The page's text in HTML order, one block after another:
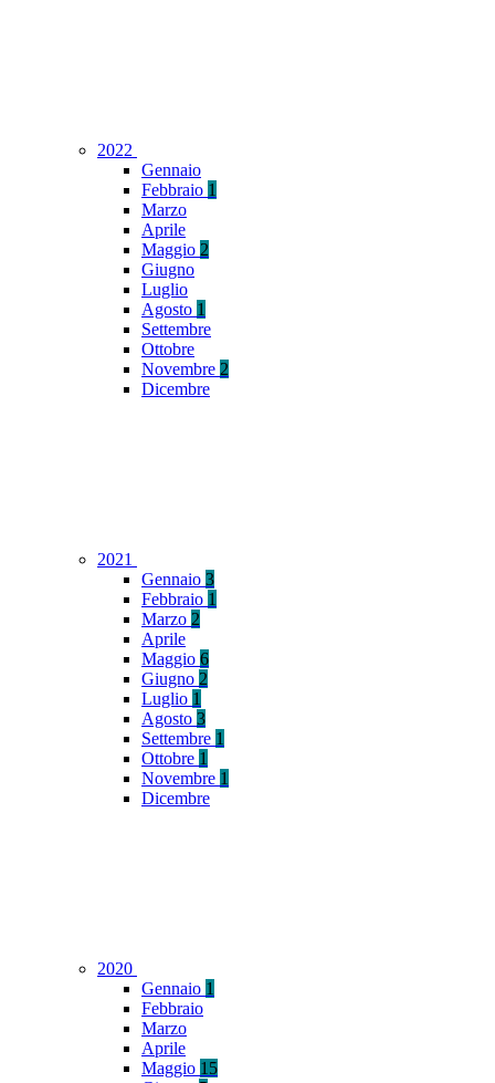
2022
Gennaio
Febbraio 1
Marzo
Aprile
Maggio 2
Giugno
Luglio
Agosto 1
Settembre
Ottobre
Novembre 2
Dicembre
2021
Gennaio 3
Febbraio 1
Marzo 2
Aprile
Maggio 6
Giugno 2
Luglio 1
Agosto 3
Settembre 1
Ottobre 1
Novembre 1
Dicembre
2020
Gennaio 1
Febbraio
Marzo
Aprile
Maggio 15